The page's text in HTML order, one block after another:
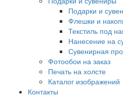
Подарки и
Флешки и
Текстиль под
Нанесение на
Сувенирная
Фотообои на заказ
Печать на холсте
Каталог изображений
Контакты